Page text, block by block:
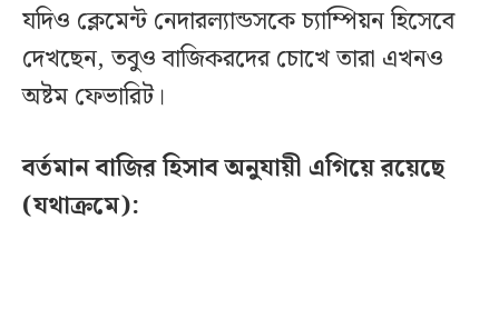
যদিও ক্লেমেন্ট নেদারল্যান্ডসকে চ্যাম্পিয়ন হিসেবে
দেখছেন, তবুও বাজিকরদের চোখে তারা এখনও
অষ্টম ফেভারিট।
বর্তমান বাজির হিসাব অনুযায়ী এগিয়ে রয়েছে
(যথাক্রমে):